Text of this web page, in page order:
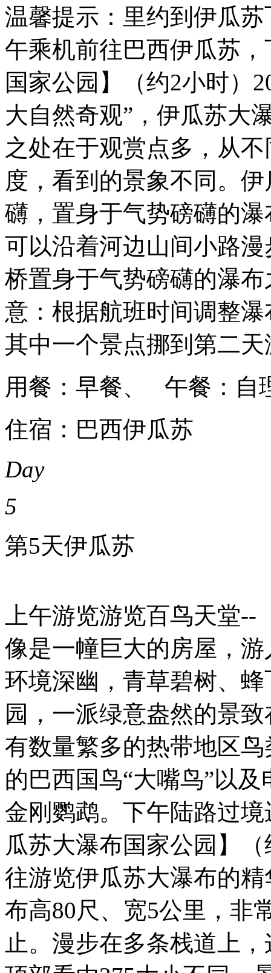
温馨提示：里约到伊瓜
午乘机前往巴西伊瓜苏
国家公园】（约2小时）
大自然奇观”，伊瓜苏大
之处在于观赏点多，从
度，看到的景象不同。
礴，置身于气势磅礴的
可以沿着河边山间小路
桥置身于气势磅礴的瀑
意：根据航班时间调整
其中一个景点挪到第二天
用餐：早餐、 午餐：自
住宿：巴西伊瓜苏
Day
5
第5天伊瓜苏
上午游览游览百鸟天堂
像是一幢巨大的房屋，
环境深幽，青草碧树、
园，一派绿意盎然的景
有数量繁多的热带地区
的巴西国鸟“大嘴鸟”以
金刚鹦鹉。下午陆路过
瓜苏大瀑布国家公园】
往游览伊瓜苏大瀑布的
布高80尺、宽5公里，非
止。漫步在多条栈道上